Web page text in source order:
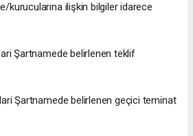
kurucularına ilişkin bilgiler idarece
Şartnamede belirlenen teklif
Şartnamede belirlenen geçici teminat